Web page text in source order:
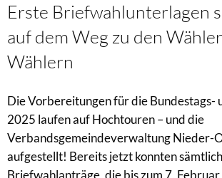
Erste Briefwahlunterlagen
auf dem Weg zu den
Wählern
Die Vorbereitungen für die Bundestags-
2025 laufen auf Hochtouren – und die
Verbandsgemeindeverwaltung Nieder-
aufgestellt! Bereits jetzt konnten
Briefwahlanträge, die bis zum 7.